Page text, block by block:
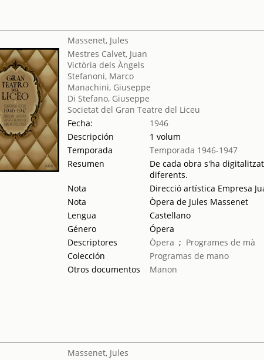
Massenet, Jules
Mestres Calvet, Juan
Victòria dels Àngels
Stefanoni, Marco
Manachini, Giuseppe
Di Stefano, Giuseppe
Societat del Gran Teatre del Liceu
Fecha:
1946
Descripción
1 volum
Temporada
Temporada 1946-1947
Resumen
De cada obra s'ha
diferents.
Nota
Direcció artística Empresa
Nota
Òpera de Jules Massenet
Lengua
Castellano
Género
Ópera
Descriptores
Òpera ; Programes de mà
Colección
Programas de mano
Otros documentos
Manon
Massenet, Jules